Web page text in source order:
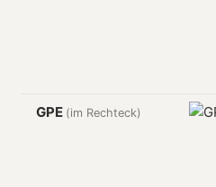
GPE (im Rechteck)